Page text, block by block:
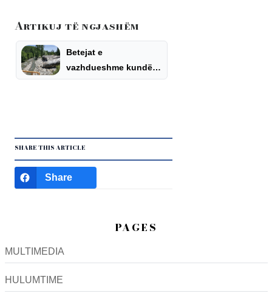
Artikuj të ngjashëm
Betejat e
vazhdueshme kundër
hidrocentraleve
SHARE THIS ARTICLE
Share
PAGES
MULTIMEDIA
HULUMTIME